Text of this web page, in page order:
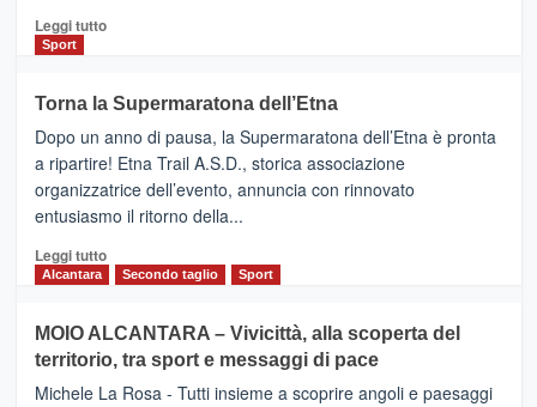
Leggi tuttoLeggi
BROOKS
SuperMaratona
dell’Etna,
presentata
l’edizione
2026
Sport
Torna la Supermaratona dell’Etna
Dopo un anno di pausa, la Supermaratona dell’Etna è pronta
a ripartire! Etna Trail A.S.D., storica associazione
organizzatrice dell’evento, annuncia con rinnovato
entusiasmo il ritorno della...
Leggi tuttoLeggi
Torna
la
Supermaratona
Alcantara Secondo taglio Sport
MOIO ALCANTARA – Vivicittà, alla scoperta del
territorio, tra sport e messaggi di pace
Michele La Rosa - Tutti insieme a scoprire angoli e paesaggi